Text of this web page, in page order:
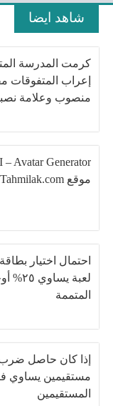
شاهد ايضا
كرمت المدرسة
إعراب المتفوقات
منصوب وعلامة
موقع Tahmilak.com
احتمال اختيار
لعبة
المتممة
إذا كان حاصل
مستقيمين يساوي
المستقيمين